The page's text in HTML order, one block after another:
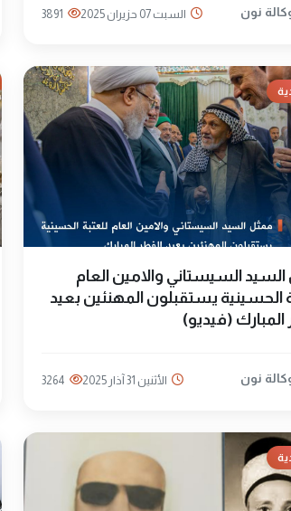
نون السبت 07 حزيران 2025 3891
السيستاني والامين العام
الحسينية يستقبلون المهنئين بعيد
المبارك (فيديو)
نون الأثنين 31 آذار 2025 3264